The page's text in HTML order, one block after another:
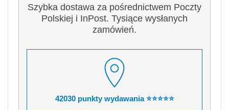
Szybka dostawa za pośrednictwem Poczty
Polskiej i InPost. Tysiące wysłanych
zamówień.
42030 punkty wydawania ⭐⭐⭐⭐⭐